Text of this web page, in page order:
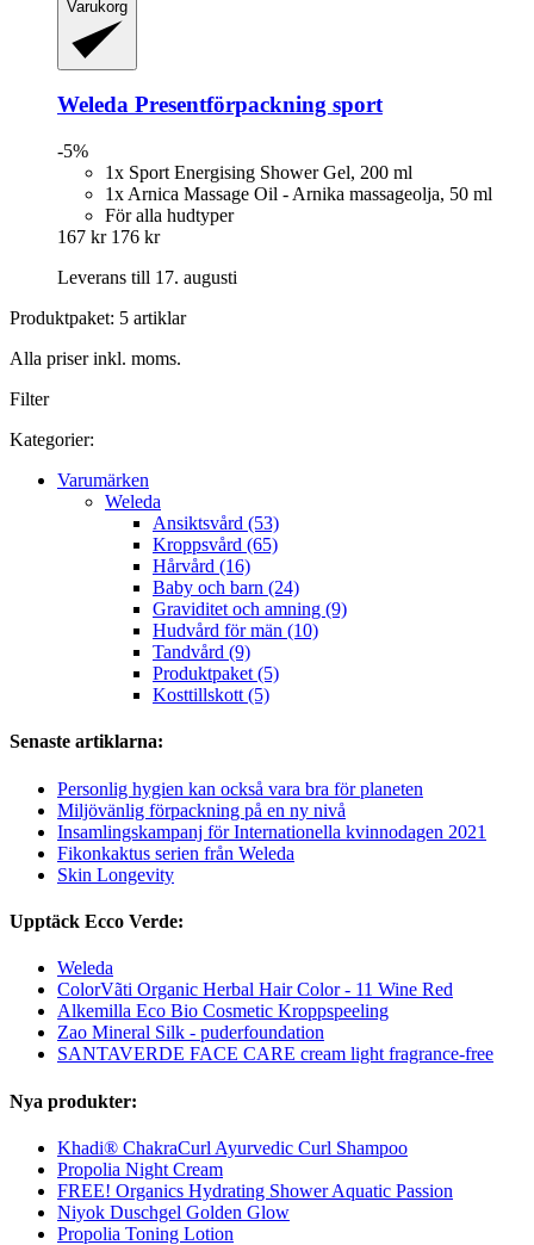
Varukorg
Weleda Presentförpackning sport
-5%
1x Sport Energising Shower Gel, 200 ml
1x Arnica Massage Oil - Arnika massageolja, 50 ml
För alla hudtyper
167 kr 176 kr
Leverans till 17. augusti
Produktpaket: 5 artiklar
Alla priser inkl. moms.
Filter
Kategorier:
Varumärken
Weleda
Ansiktsvård (53)
Kroppsvård (65)
Hårvård (16)
Baby och barn (24)
Graviditet och amning (9)
Hudvård för män (10)
Tandvård (9)
Produktpaket (5)
Kosttillskott (5)
Senaste artiklarna:
Personlig hygien kan också vara bra för planeten
Miljövänlig förpackning på en ny nivå
Insamlingskampanj för Internationella kvinnodagen 2021
Fikonkaktus serien från Weleda
Skin Longevity
Upptäck Ecco Verde:
Weleda
ColorVãti Organic Herbal Hair Color - 11 Wine Red
Alkemilla Eco Bio Cosmetic Kroppspeeling
Zao Mineral Silk - puderfoundation
SANTAVERDE FACE CARE cream light fragrance-free
Nya produkter:
Khadi® ChakraCurl Ayurvedic Curl Shampoo
Propolia Night Cream
FREE! Organics Hydrating Shower Aquatic Passion
Niyok Duschgel Golden Glow
Propolia Toning Lotion